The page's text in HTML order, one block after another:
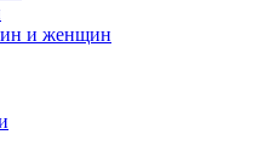
и женщин